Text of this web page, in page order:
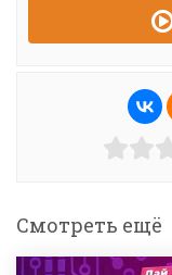
Смотреть ещё